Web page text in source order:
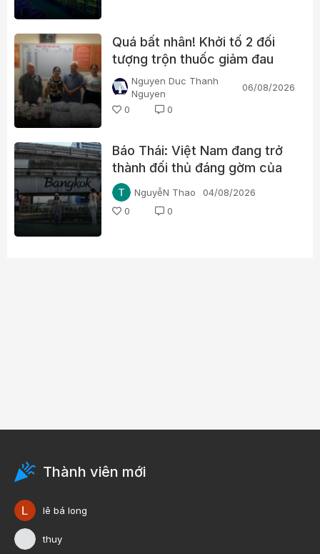
Quá bất nhân! Khởi tố 2 đối
tượng trộn thuốc giảm đau
Paracetamol vào thuốc Đông
y, nổ chữa bách bệnh
Nguyen Duc Thanh
Nguyen
06/08/2026
0
0
Báo Thái: Việt Nam đang trở
thành đối thủ đáng gờm của
du lịch Thái Lan
NguyễN Thao
04/08/2026
0
0
Thành viên mới
lê bá long
thuy